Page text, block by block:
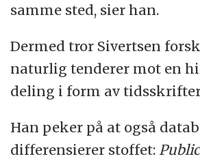
samme sted, sier han.
Dermed tror Sivertsen
naturlig tenderer mot en
deling i form av
Han peker på at også
differensierer stoffet: